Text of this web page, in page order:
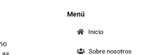
Menú
Inicio
Sobre nosotros